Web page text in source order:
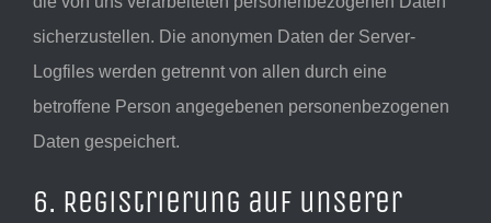
sicherzustellen. Die anonymen Daten der Server-
Logfiles werden getrennt von allen durch eine
betroffene Person angegebenen personenbezogenen
Daten gespeichert.
6. Registrierung auf unserer